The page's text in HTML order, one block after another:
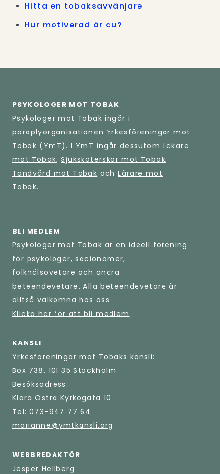
Hitta en tobaksavvänjare
Hur motiverad är du?
PSYKOLOGER MOT TOBAK
Psykologer mot Tobak ingår i
paraplyorganisationen Yrkesföreningar mot
Tobak (YmT). I YmT ingår dessutom Läkare
mot Tobak,Sjuksköterskor mot Tobak,
Tandvård mot Tobak ochLärare mot
Tobak.
BLI MEDLEM
Psykologer mot Tobak är en ideell förening
för psykologer, socionomer,
folkhälsovetare och andra
beteendevetare. Alla beteendevetare är
alltså välkomna hos oss.
Klicka här för att bli medlem
KANSLI
Yrkesföreningar mot Tobaks kansli:
Box 738, 101 35 Stockholm
Besöksadress:
Klara Östra Kyrkogata 10
Tel: 073-947 77 64
marianne@ymtkansli.org
WEBBREDAKTÖR
Jesper Hellberg